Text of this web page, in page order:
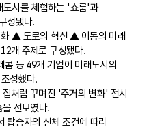
도시를 체험하는 '쇼룸'과
성됐다.
▲ 도로의 혁신 ▲ 이동의 미래
개 주제로 구성됐다.
콤 등 49개 기업이 미래도시의
성했다.
처럼 꾸며진 '주거의 변화' 전시
선보였다.
탑승자의 신체 조건에 따라